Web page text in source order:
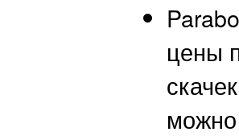
цены
можно